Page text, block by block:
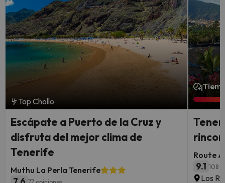
Top Chollo
Escápate a Puerto de la Cruz y
disfruta del mejor clima de
Tenerife
Muthu La Perla Tenerife
77 opiniones
Route
9.1 108
Los